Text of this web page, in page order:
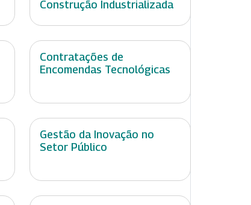
Construção Industrializada
Contratações de
Encomendas Tecnológicas
Gestão da Inovação no
Setor Público